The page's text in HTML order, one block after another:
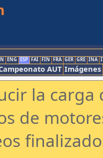
ENG ESP FAI FIN FRA GER GRE INA
AUT Imágenes
la
de